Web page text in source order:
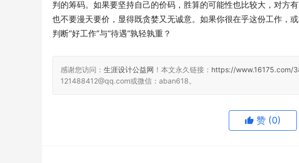
判的筹码。如果要坚持自己的价码，胜算的可能性也比较大，对方
也不要漫天要价，显得既贪婪又无诚意。如果你很在乎这份工作，
判断“好工作”与“待遇”孰轻孰重？
感谢您访问： 生涯设计公益网 ！本文永久链接： https://www.16175.com/
121488412@qq.com或微信：aban618。
赞 (0)